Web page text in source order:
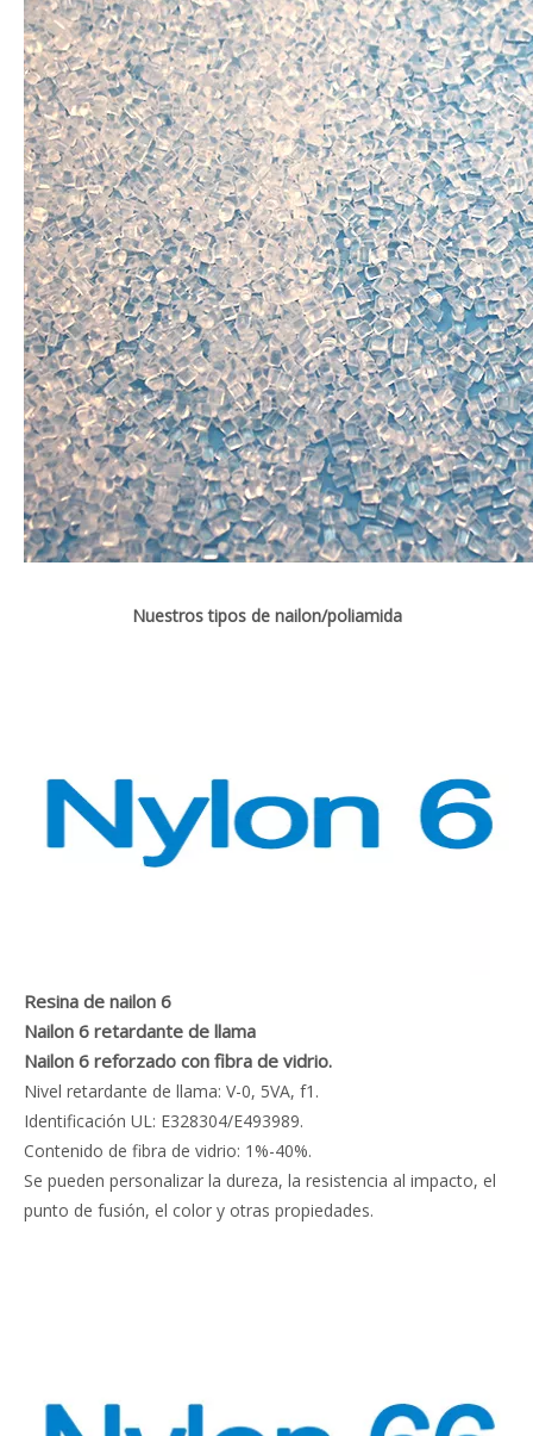
Nuestros tipos de nailon/poliamida
Resina de nailon 6
Nailon 6 retardante de llama
Nailon 6 reforzado con fibra de vidrio.
Nivel retardante de llama: V-0, 5VA, f1.
Identificación UL: E328304/E493989.
Contenido de fibra de vidrio: 1%-40%.
Se pueden personalizar la dureza, la resistencia al impacto, el
punto de fusión, el color y otras propiedades.